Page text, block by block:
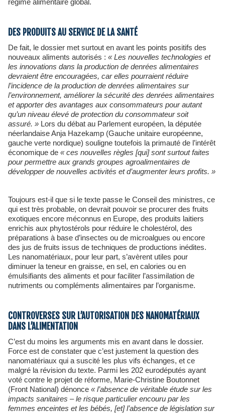
régime alimentaire global.
DES PRODUITS AU SERVICE DE LA SANTÉ
De fait, le dossier met surtout en avant les points positifs des
nouveaux aliments autorisés : « Les nouvelles technologies et
les innovations dans la production de denrées alimentaires
devraient être encouragées, car elles pourraient réduire
l’incidence de la production de denrées alimentaires sur
l’environnement, améliorer la sécurité des denrées alimentaires
et apporter des avantages aux consommateurs pour autant
qu’un niveau élevé de protection du consommateur soit
assuré. » Lors du débat au Parlement européen, la députée
néerlandaise Anja Hazekamp (Gauche unitaire européenne,
gauche verte nordique) souligne toutefois la primauté de l’intérêt
économique de « ces nouvelles règles [qui] sont surtout faites
pour permettre aux grands groupes agroalimentaires de
développer de nouvelles activités et d’augmenter leurs profits. »
Toujours est-il que si le texte passe le Conseil des ministres, ce
qui est très probable, on devrait pouvoir se procurer des fruits
exotiques encore méconnus en Europe, des produits laitiers
enrichis aux phytostérols pour réduire le cholestérol, des
préparations à base d’insectes ou de microalgues ou encore
des jus de fruits issus de techniques de productions inédites.
Les nanomatériaux, pour leur part, s’avèrent utiles pour
diminuer la teneur en graisse, en sel, en calories ou en
émulsifiants des aliments et pour faciliter l’assimilation de
nutriments ou compléments alimentaires par l’organisme.
CONTROVERSES SUR L’AUTORISATION DES NANOMATÉRIAUX
DANS L’ALIMENTATION
C’est du moins les arguments mis en avant dans le dossier.
Force est de constater que c’est justement la question des
nanomatériaux qui a suscité les plus vifs échanges, et ce
malgré la révision du texte. Parmi les 202 eurodéputés ayant
voté contre le projet de réforme, Marie-Christine Boutonnet
(Front National) dénonce « l’absence de véritable étude sur les
impacts sanitaires – le risque particulier encouru par les
femmes enceintes et les bébés, [et] l’absence de législation sur